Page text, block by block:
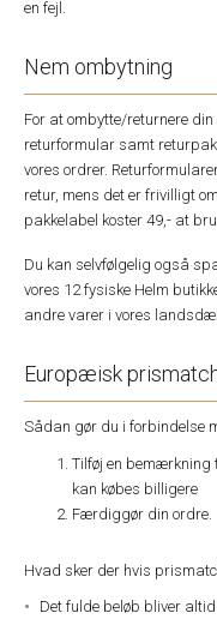
en fejl.
Nem ombytning
For at ombytte/returnere
returformular samt
vores ordrer.
retur, mens det er frivilligt
pakkelabel koster 49,- at
Du kan selvfølgelig også
vores 12 fysiske Helm
andre varer i vores
Europæisk
Sådan gør du i forbindelse
Tilføj en bemærkning
kan købes billigere
Færdiggør din ordre.
Hvad sker der hvis
Det fulde beløb bliver